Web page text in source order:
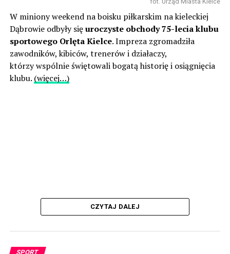
W miniony weekend na boisku piłkarskim na kieleckiej
Dąbrowie odbyły sięuroczyste obchody 75-lecia klubu
sportowego Orlęta Kielce. Impreza zgromadziła
zawodników, kibiców, trenerów i działaczy,
którzy wspólnie świętowali bogatą historię i osiągnięcia
klubu. (więcej…)
CZYTAJ DALEJ
SPORT